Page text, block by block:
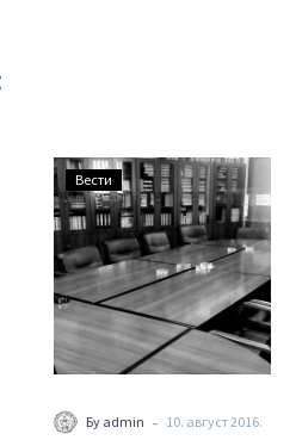
ПОЗИВ
ЗА
УПИС
НА
СЕМИНАР
ОБУКЕ
АДВОКАТСКИХ
ПРИПРАВНИКА
Вести
Бy admin - 10. август 2016.